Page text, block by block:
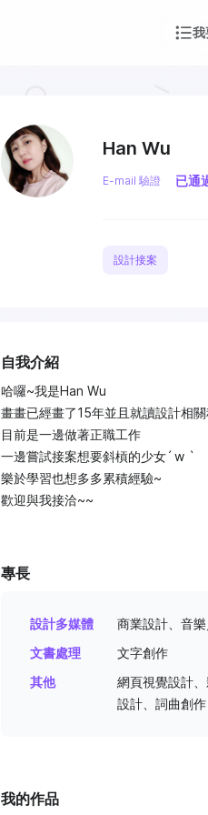
我
Han Wu
E-mail 驗證 已通
設計接案
自我介紹
哈囉~我是Han Wu
畫畫已經畫了15年並且就讀設計相
目前是一邊做著正職工作
一邊嘗試接案想要斜槓的少女ˊ w ˋ
樂於學習也想多多累積經驗~
歡迎與我接洽~~
專長
設計多媒體
商業設計、音
文書處理
文字創作
其他
網頁視覺設計
設計、詞曲創作
我的作品